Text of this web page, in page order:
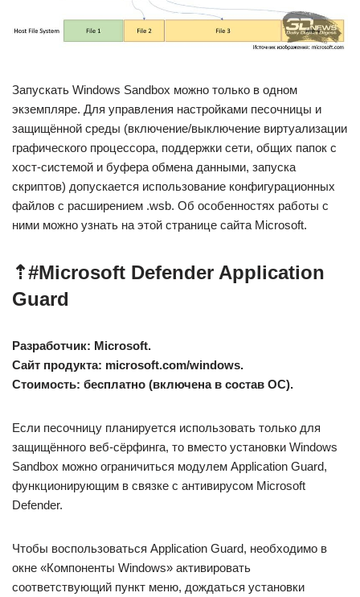
Запускать Windows Sandbox можно только в одном
экземпляре. Для управления настройками песочницы и
защищённой среды (включение/выключение виртуализации
графического процессора, поддержки сети, общих папок с
хост-системой и буфера обмена данными, запуска
скриптов) допускается использование конфигурационных
файлов с расширением .wsb. Об особенностях работы с
ними можно узнать на этой странице сайта Microsoft.
⇡#Microsoft Defender Application
Guard
Разработчик: Microsoft.
Сайт продукта: microsoft.com/windows.
Стоимость: бесплатно (включена в состав ОС).
Если песочницу планируется использовать только для
защищённого веб-сёрфинга, то вместо установки Windows
Sandbox можно ограничиться модулем Application Guard,
функционирующим в связке с антивирусом Microsoft
Defender.
Чтобы воспользоваться Application Guard, необходимо в
окне «Компоненты Windows» активировать
соответствующий пункт меню, дождаться установки